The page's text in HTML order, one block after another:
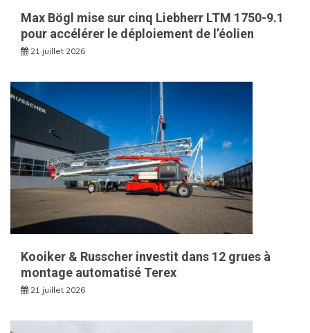
Max Bögl mise sur cinq Liebherr LTM 1750-9.1
pour accélérer le déploiement de l’éolien
21 juillet 2026
Kooiker & Russcher investit dans 12 grues à
montage automatisé Terex
21 juillet 2026